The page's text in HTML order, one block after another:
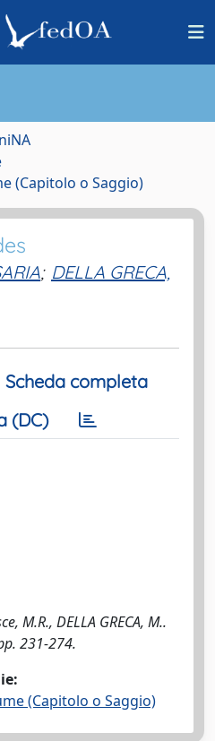
(Capitolo o Saggio)
; DELLA GRECA,
Scheda completa
(DC)
M.R., DELLA GRECA, M..
231-274.
(Capitolo o Saggio)